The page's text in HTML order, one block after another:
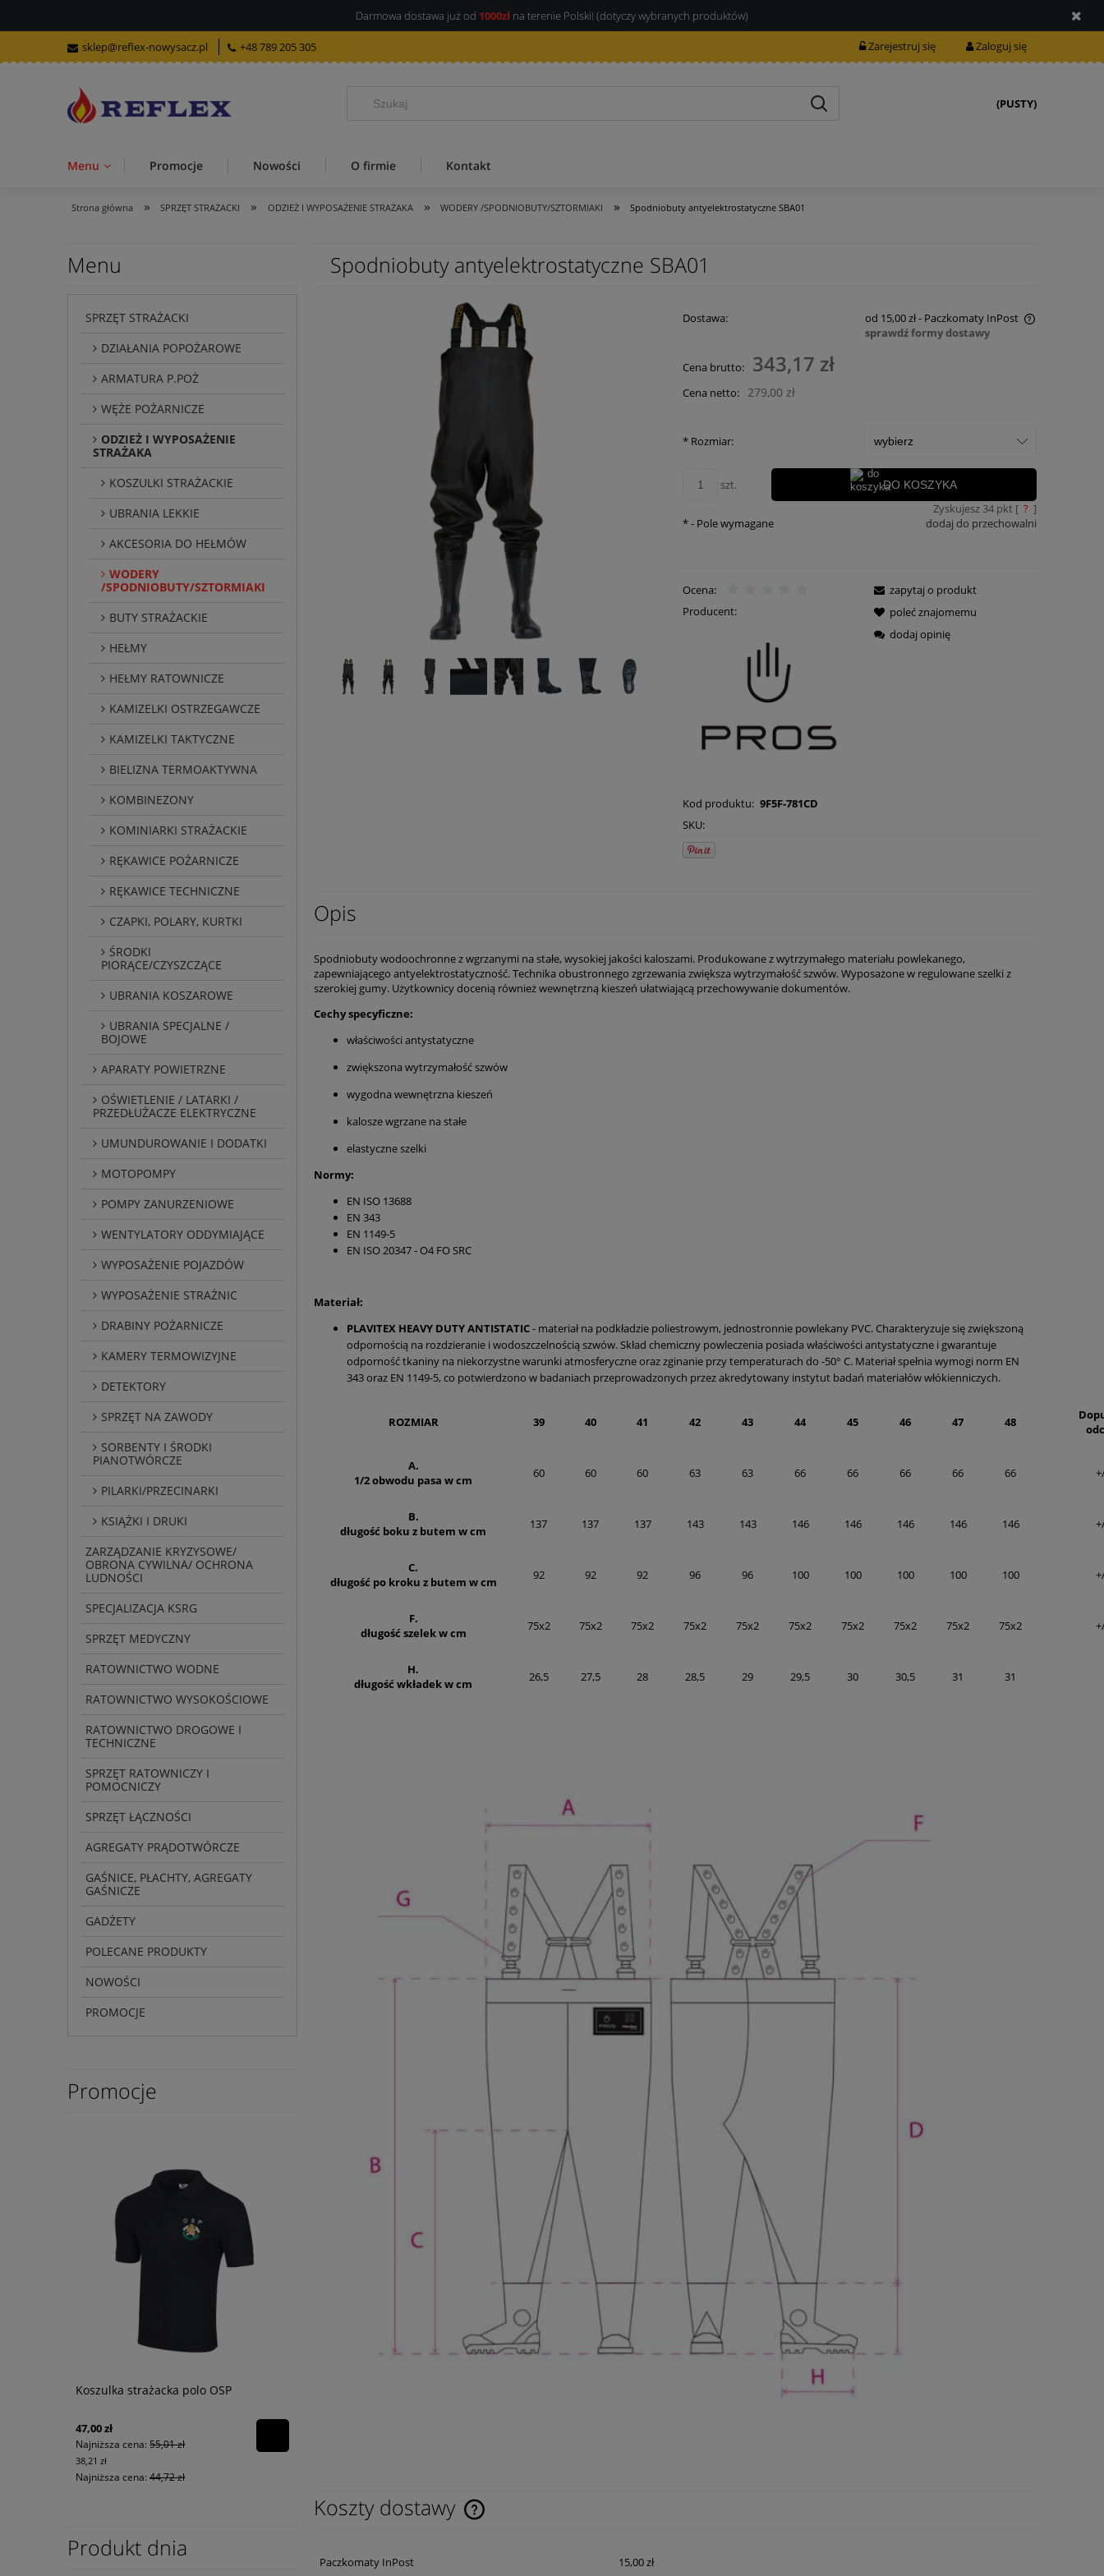
Darmowa dostawa już od 1000zł na terenie Polski! (dotyczy wybranych produktów)
sklep@reflex-nowysacz.pl +48 789 205 305 Zarejestruj się Zaloguj się
(PUSTY)
Menu Promocje Nowości O firmie Kontakt
Strona główna » SPRZĘT STRAŻACKI » ODZIEŻ I WYPOSAŻENIE STRAŻAKA » WODERY /SPODNIOBUTY/SZTORMIAKI » Spodniobuty antyelektrostatyczne SBA01
Menu
SPRZĘT STRAŻACKI
DZIAŁANIA POPOŻAROWE
ARMATURA P.POŻ
WĘŻE POŻARNICZE
ODZIEŻ I WYPOSAŻENIE
STRAŻAKA
KOSZULKI STRAŻACKIE
UBRANIA LEKKIE
AKCESORIA DO HEŁMÓW
WODERY
/SPODNIOBUTY/SZTORMIAKI
BUTY STRAŻACKIE
HEŁMY
HEŁMY RATOWNICZE
KAMIZELKI OSTRZEGAWCZE
KAMIZELKI TAKTYCZNE
BIELIZNA TERMOAKTYWNA
KOMBINEZONY
KOMINIARKI STRAŻACKIE
RĘKAWICE POŻARNICZE
RĘKAWICE TECHNICZNE
CZAPKI, POLARY, KURTKI
ŚRODKI
PIORĄCE/CZYSZCZĄCE
UBRANIA KOSZAROWE
UBRANIA SPECJALNE /
BOJOWE
APARATY POWIETRZNE
OŚWIETLENIE / LATARKI /
PRZEDŁUŻACZE ELEKTRYCZNE
UMUNDUROWANIE I DODATKI
MOTOPOMPY
POMPY ZANURZENIOWE
WENTYLATORY ODDYMIAJĄCE
WYPOSAŻENIE POJAZDÓW
WYPOSAŻENIE STRAŻNIC
DRABINY POŻARNICZE
KAMERY TERMOWIZYJNE
DETEKTORY
SPRZĘT NA ZAWODY
SORBENTY I ŚRODKI
PIANOTWÓRCZE
PILARKI/PRZECINARKI
KSIĄŻKI I DRUKI
ZARZĄDZANIE KRYZYSOWE/
OBRONA CYWILNA/ OCHRONA
LUDNOŚCI
SPECJALIZACJA KSRG
SPRZĘT MEDYCZNY
RATOWNICTWO WODNE
RATOWNICTWO WYSOKOŚCIOWE
RATOWNICTWO DROGOWE I
TECHNICZNE
SPRZĘT RATOWNICZY I
POMOCNICZY
SPRZĘT ŁĄCZNOŚCI
AGREGATY PRĄDOTWÓRCZE
GAŚNICE, PŁACHTY, AGREGATY
GAŚNICZE
GADŻETY
POLECANE PRODUKTY
NOWOŚCI
PROMOCJE
Promocje
Koszulka strażacka polo OSP
47,00 zł
Najniższa cena: 55,01 zł
38,21 zł
Najniższa cena: 44,72 zł
Produkt dnia
Spodniobuty antyelektrostatyczne SBA01
Dostawa: od 15,00 zł- Paczkomaty InPost
Cena nie zawiera ewentualnych kosztów
płatności
sprawdź formy dostawy
Cena brutto: 343,17 zł
Cena netto: 279,00 zł
* Rozmiar:
szt. DO KOSZYKA
Zyskujesz 34pkt [ ? ]
dodaj do przechowalni
*- Pole wymagane
Ocena:
Producent:
Kod produktu: 9F5F-781CD
SKU:
zapytaj o produkt
poleć znajomemu
dodaj opinię
Opis
Spodniobuty wodoochronne z wgrzanymi na stałe, wysokiej jakości kaloszami. Produkowane z wytrzymałego materiału powlekanego,
zapewniającego antyelektrostatyczność. Technika obustronnego zgrzewania zwiększa wytrzymałość szwów. Wyposażone w regulowane szelki z
szerokiej gumy. Użytkownicy docenią również wewnętrzną kieszeń ułatwiającą przechowywanie dokumentów.
Cechy specyficzne:
właściwości antystatyczne
zwiększona wytrzymałość szwów
wygodna wewnętrzna kieszeń
kalosze wgrzane na stałe
elastyczne szelki
Normy:
EN ISO 13688
EN 343
EN 1149-5
EN ISO 20347 - O4 FO SRC
Materiał:
PLAVITEX HEAVY DUTY ANTISTATIC- materiał na podkładzie poliestrowym, jednostronnie powlekany PVC. Charakteryzuje się zwiększoną
odpornością na rozdzieranie i wodoszczelnością szwów. Skład chemiczny powleczenia posiada właściwości antystatyczne i gwarantuje
odporność tkaniny na niekorzystne warunki atmosferyczne oraz zginanie przy temperaturach do -50° C. Materiał spełnia wymogi norm EN
343 oraz EN 1149-5, co potwierdzono w badaniach przeprowadzonych przez akredytowany instytut badań materiałów włókienniczych.
ROZMIAR 39 40 41 42 43 44 45 46 47 48
A.
1/2 obwodu pasa w cm
60 60 60 63 63 66 66 66 66 66
B.
długość boku z butem w cm
137 137 137 143 143 146 146 146 146 146
C.
długość po kroku z butem w cm
92 92 92 96 96 100 100 100 100 100
F.
długość szelek w cm
75x2 75x2 75x2 75x2 75x2 75x2 75x2 75x2 75x2 75x2
H.
długość wkładek w cm
26,5 27,5 28 28,5 29 29,5 30 30,5 31 31
Koszty dostawy
Paczkomaty InPost 15,00 zł